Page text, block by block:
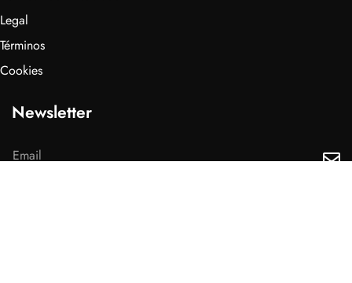
Legal
Términos
Cookies
Newsletter